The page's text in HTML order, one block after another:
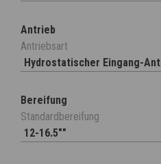
Antrieb
Antriebsart
Hydrostatischer Eingang-
Bereifung
Standardbereifung
12-16.5""